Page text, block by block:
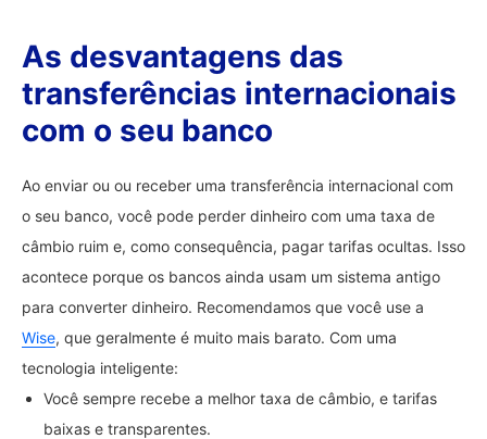
As desvantagens das
transferências internacionais
com o seu banco
Ao enviar ou ou receber uma transferência internacional com
o seu banco, você pode perder dinheiro com uma taxa de
câmbio ruim e, como consequência, pagar tarifas ocultas. Isso
acontece porque os bancos ainda usam um sistema antigo
para converter dinheiro. Recomendamos que você use a
Wise, que geralmente é muito mais barato. Com uma
tecnologia inteligente:
Você sempre recebe a melhor taxa de câmbio, e tarifas
baixas e transparentes.